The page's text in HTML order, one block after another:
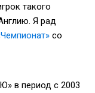
такого
Я рад
со
в период с 2003